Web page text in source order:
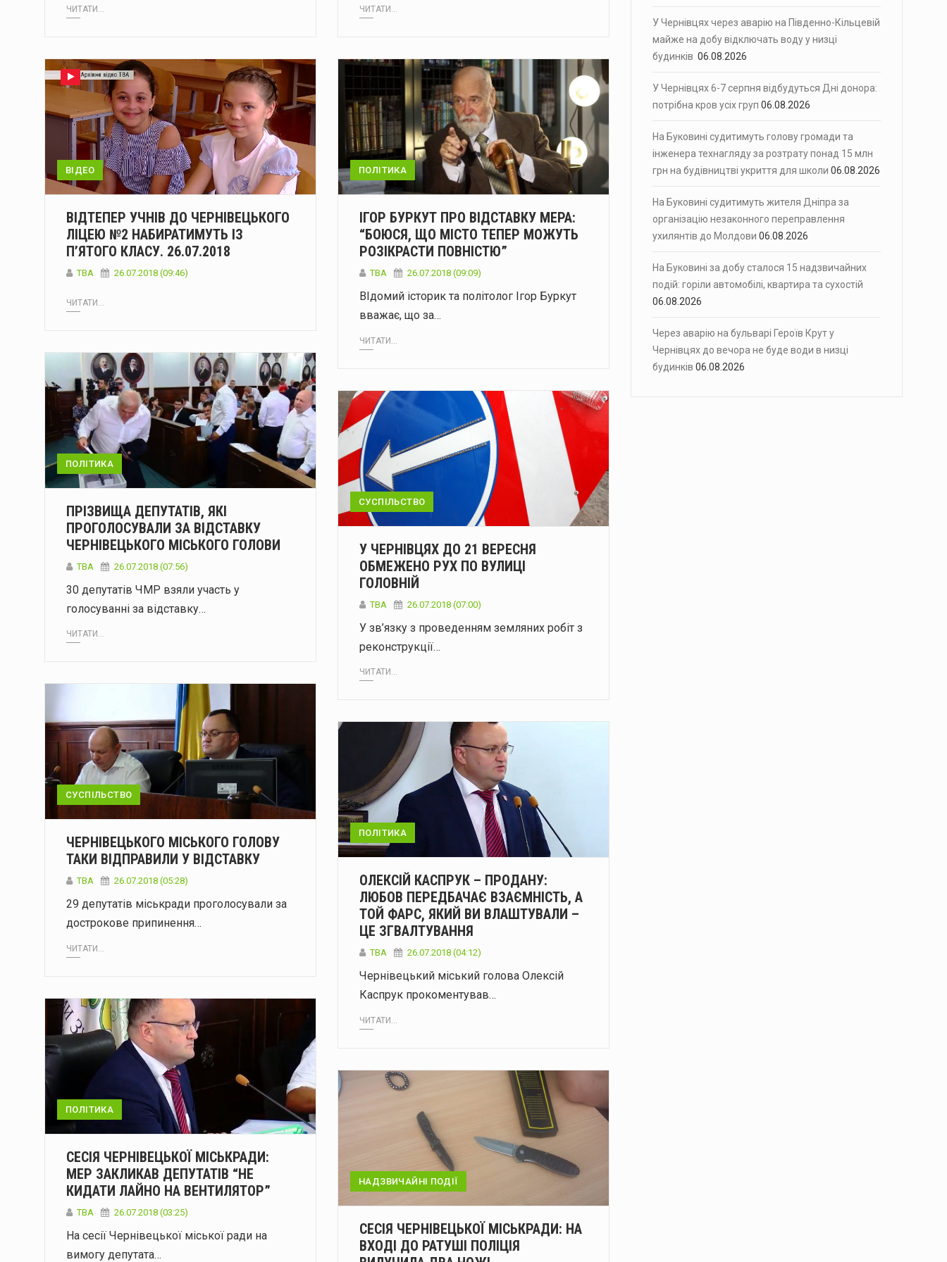
ЧИТАТИ... ЧИТАТИ...
ВІДЕО
ВІДТЕПЕР УЧНІВ ДО ЧЕРНІВЕЦЬКОГО
ЛІЦЕЮ №2 НАБИРАТИМУТЬ ІЗ
П’ЯТОГО КЛАСУ. 26.07.2018
TBA 26.07.2018 (09:46)
ЧИТАТИ...
ПОЛІТИКА
ІГОР БУРКУТ ПРО ВІДСТАВКУ МЕРА:
“БОЮСЯ, ЩО МІСТО ТЕПЕР МОЖУТЬ
РОЗІКРАСТИ ПОВНІСТЮ”
TBA 26.07.2018 (09:09)
ВІдомий історик та політолог Ігор Буркут
вважає, що за…
ЧИТАТИ...
ПОЛІТИКА
ПРІЗВИЩА ДЕПУТАТІВ, ЯКІ
ПРОГОЛОСУВАЛИ ЗА ВІДСТАВКУ
ЧЕРНІВЕЦЬКОГО МІСЬКОГО ГОЛОВИ
TBA 26.07.2018 (07:56)
30 депутатів ЧМР взяли участь у
голосуванні за відставку…
ЧИТАТИ...
СУСПІЛЬСТВО
У ЧЕРНІВЦЯХ ДО 21 ВЕРЕСНЯ
ОБМЕЖЕНО РУХ ПО ВУЛИЦІ
ГОЛОВНІЙ
TBA 26.07.2018 (07:00)
У зв’язку з проведенням земляних робіт з
реконструкції…
ЧИТАТИ...
СУСПІЛЬСТВО
ЧЕРНІВЕЦЬКОГО МІСЬКОГО ГОЛОВУ
ТАКИ ВІДПРАВИЛИ У ВІДСТАВКУ
TBA 26.07.2018 (05:28)
29 депутатів міськради проголосували за
дострокове припинення…
ЧИТАТИ...
ПОЛІТИКА
ОЛЕКСІЙ КАСПРУК – ПРОДАНУ:
ЛЮБОВ ПЕРЕДБАЧАЄ ВЗАЄМНІСТЬ, А
ТОЙ ФАРС, ЯКИЙ ВИ ВЛАШТУВАЛИ –
ЦЕ ЗГВАЛТУВАННЯ
TBA 26.07.2018 (04:12)
Чернівецький міський голова Олексій
Каспрук прокоментував…
ЧИТАТИ...
ПОЛІТИКА
СЕСІЯ ЧЕРНІВЕЦЬКОЇ МІСЬКРАДИ:
МЕР ЗАКЛИКАВ ДЕПУТАТІВ “НЕ
КИДАТИ ЛАЙНО НА ВЕНТИЛЯТОР”
TBA 26.07.2018 (03:25)
На сесії Чернівецької міської ради на
вимогу депутата…
НАДЗВИЧАЙНІ ПОДІЇ
СЕСІЯ ЧЕРНІВЕЦЬКОЇ МІСЬКРАДИ: НА
ВХОДІ ДО РАТУШІ ПОЛІЦІЯ
У Чернівцях через аварію на Південно-Кільцевій
майже на добу відключать воду у низці
будинків 06.08.2026
У Чернівцях 6-7 серпня відбудуться Дні донора:
потрібна кров усіх груп 06.08.2026
На Буковині судитимуть голову громади та
інженера технагляду за розтрату понад 15 млн
грн на будівництві укриття для школи 06.08.2026
На Буковині судитимуть жителя Дніпра за
організацію незаконного переправлення
ухилянтів до Молдови 06.08.2026
На Буковині за добу сталося 15 надзвичайних
подій: горіли автомобілі, квартира та сухостій
06.08.2026
Через аварію на бульварі Героїв Крут у
Чернівцях до вечора не буде води в низці
будинків 06.08.2026